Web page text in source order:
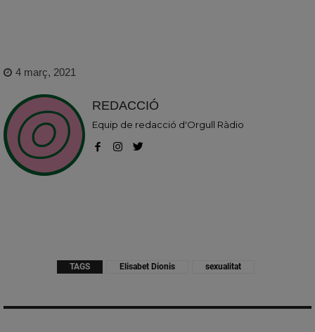
4 març, 2021
REDACCIÓ
Equip de redacció d'Orgull Ràdio
TAGS Elisabet Dionis sexualitat